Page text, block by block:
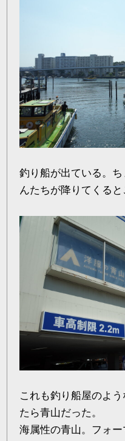
釣り船が出ている。
んたちが降りてくると
これも釣り船屋のよ
たら青山だった。
海属性の青山。フォ